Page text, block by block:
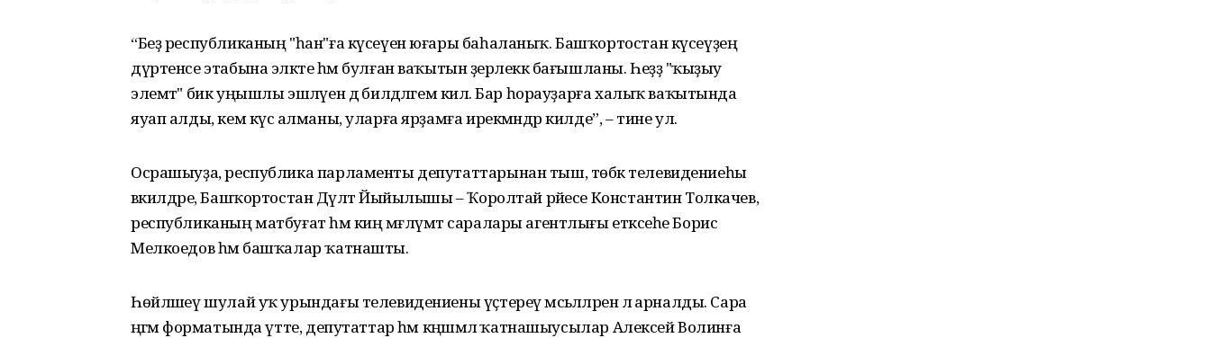
“Беҙ республиканың "һан"ға күсеүен юғары баһаланыҡ. Башҡортостан күсеүҙең
дүртенсе этабына эләкте һәм булған ваҡытын әҙерлеккә бағышланы. Һеҙҙә "ҡыҙыу
элемтә" бик уңышлы эшләүен дә билдәләгем килә. Бар һорауҙарға халыҡ ваҡытында
яуап алды, кем күсә алманы, уларға ярҙамға ирекмәндәр килде”, – тине ул.
Осрашыуҙа, республика парламенты депутаттарынан тыш, төбәк телевидениеһы
вәкилдәре, Башҡортостан Дәүләт Йыйылышы – Ҡоролтай рәйесе Константин Толкачев,
республиканың матбуғат һәм киң мәғлүмәт саралары агентлығы етәксеһе Борис
Мелкоедов һәм башҡалар ҡатнашты.
Һөйләшеү шулай уҡ урындағы телевидениены үҫтереү мәсьәләләренә лә арналды. Сара
әңгәмә форматында үтте, депутаттар һәм кәңәшмәлә ҡатнашыусылар Алексей Волинға